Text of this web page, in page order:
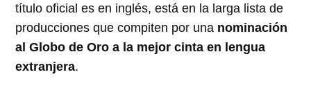
título oficial es en inglés, está en la larga lista de
producciones que compiten por una nominación
al Globo de Oro a la mejor cinta en lengua
extranjera.